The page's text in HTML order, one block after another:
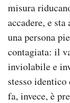
misura
accadere, e
una persona
contagiata: il
inviolabile e
stesso
fa, invece, è